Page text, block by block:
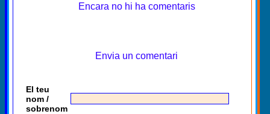
Encara no hi ha comentaris
Envia un comentari
El teu
nom /
sobrenom